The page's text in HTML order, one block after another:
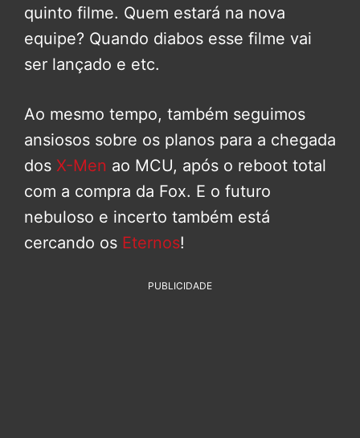
quinto filme. Quem estará na nova
equipe? Quando diabos esse filme vai
ser lançado e etc.
Ao mesmo tempo, também seguimos
ansiosos sobre os planos para a chegada
dos X-Men ao MCU, após o reboot total
com a compra da Fox. E o futuro
nebuloso e incerto também está
cercando os Eternos!
PUBLICIDADE